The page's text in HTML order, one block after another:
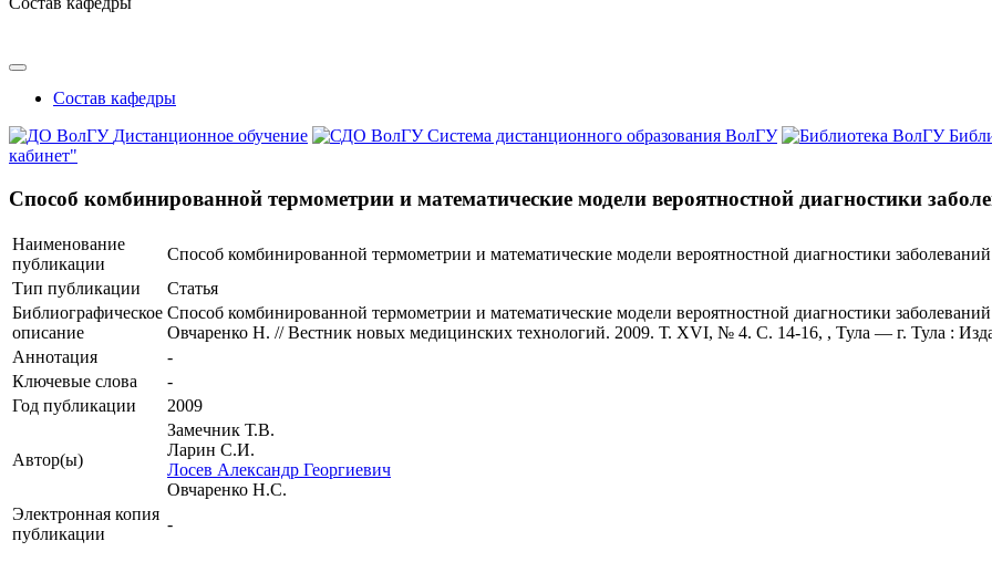
Состав кафедры
Дистанционное обучение
Система дистанционного образования ВолГУ
кабинет"
Способ комбинированной термометрии и математические модели вероятностной диагностики
Наименование
публикации
Способ комбинированной термометрии и математические модели вероятностной диагностики
Тип публикации
Статья
Библиографическое
описание
Способ комбинированной термометрии и математические модели вероятностной диагностики
Овчаренко Н. // Вестник новых медицинских технологий. 2009. Т. XVI, № 4. С. 14-16, , Тула — г. Тула :
Аннотация
-
Ключевые cлова
-
Год публикации
2009
Автор(ы)
Замечник Т.В.
Ларин С.И.
Лосев Александр Георгиевич
Овчаренко Н.С.
Электронная копия
публикации
-